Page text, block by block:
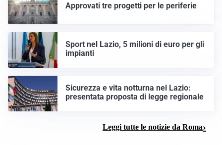
Approvati tre progetti per le periferie
Sport nel Lazio, 5 milioni di euro per gli
impianti
Sicurezza e vita notturna nel Lazio:
presentata proposta di legge regionale
Leggi tutte le notizie da Roma